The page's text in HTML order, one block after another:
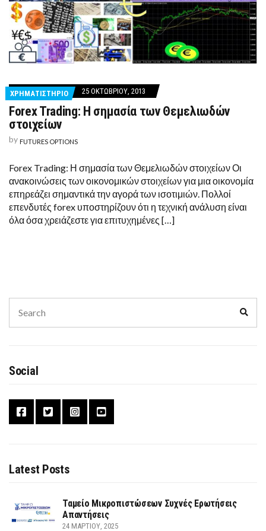
ΧΡΗΜΑΤΙΣΤΗΡΙΟ 25 ΟΚΤΩΒΡΊΟΥ, 2013
Forex Trading: Η σημασία των Θεμελιωδών
στοιχείων
by FUTURES OPTIONS
Forex Trading: Η σημασία των Θεμελιωδών στοιχείων Οι
ανακοινώσεις των οικονομικών στοιχείων για μια οικονομία
επηρεάζει σημαντικά την αγορά των ισοτιμιών. Πολλοί
επενδυτές forex υποστηρίζουν ότι η τεχνική ανάλυση είναι
όλα όσα χρειάζεστε για επιτυχημένες […]
for:
Social
Latest Posts
Ταμείο Μικροπιστώσεων Συχνές Ερωτήσεις
Απαντήσεις
24 ΜΑΡΤΊΟΥ, 2025